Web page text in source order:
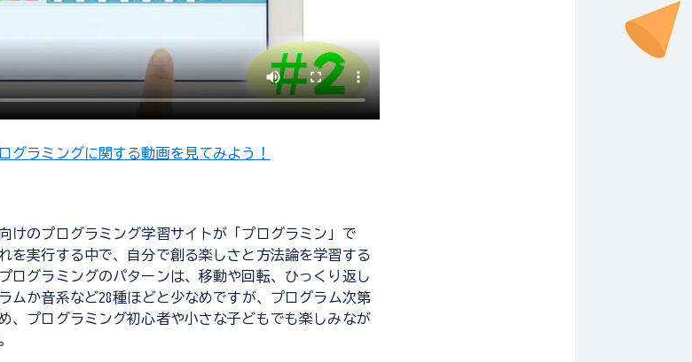
グラミングに関する動画を見てみよう！
けのプログラミング学習サイトが「プログラミン」で
を実行する中で、自分で創る楽しさと方法論を学習する
ログラミングのパターンは、移動や回転、ひっくり返し
ムか音系など28種ほどと少なめですが、プログラム次第
、プログラミング初心者や小さな子どもでも楽しみなが